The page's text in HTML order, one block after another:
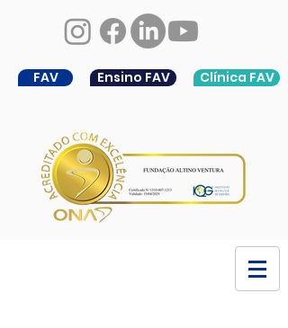
FAV Ensino FAV Clínica FAV